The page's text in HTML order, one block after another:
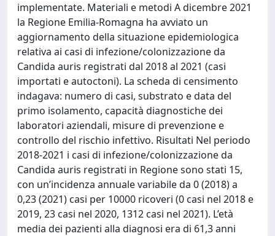
implementate. Materiali e metodi A dicembre 2021
la Regione Emilia-Romagna ha avviato un
aggiornamento della situazione epidemiologica
relativa ai casi di infezione/colonizzazione da
Candida auris registrati dal 2018 al 2021 (casi
importati e autoctoni). La scheda di censimento
indagava: numero di casi, substrato e data del
primo isolamento, capacità diagnostiche dei
laboratori aziendali, misure di prevenzione e
controllo del rischio infettivo. Risultati Nel periodo
2018-2021 i casi di infezione/colonizzazione da
Candida auris registrati in Regione sono stati 15,
con un’incidenza annuale variabile da 0 (2018) a
0,23 (2021) casi per 10000 ricoveri (0 casi nel 2018 e
2019, 23 casi nel 2020, 1312 casi nel 2021). L’età
media dei pazienti alla diagnosi era di 61,3 anni